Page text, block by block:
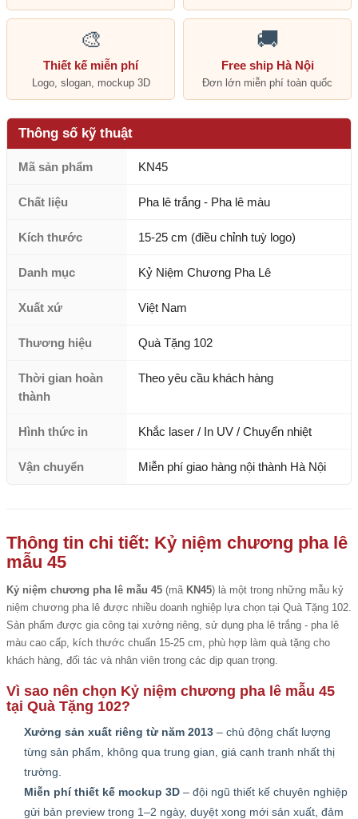
🎨
Thiết kế miễn phí
Logo, slogan, mockup 3D
🚚
Free ship Hà Nội
Đơn lớn miễn phí toàn quốc
Thông số kỹ thuật
Mã sản phẩm KN45
Chất liệu Pha lê trắng - Pha lê màu
Kích thước 15-25 cm (điều chỉnh tuỳ logo)
Danh mục Kỷ Niệm Chương Pha Lê
Xuất xứ Việt Nam
Thương hiệu Quà Tặng 102
Thời gian hoàn
thành
Theo yêu cầu khách hàng
Hình thức in Khắc laser / In UV / Chuyển nhiệt
Vận chuyển Miễn phí giao hàng nội thành Hà Nội
Thông tin chi tiết: Kỷ niệm chương pha lê
mẫu 45
Kỷ niệm chương pha lê mẫu 45 (mã KN45) là một trong những mẫu kỷ
niệm chương pha lê được nhiều doanh nghiệp lựa chọn tại Quà Tặng 102.
Sản phẩm được gia công tại xưởng riêng, sử dụng pha lê trắng - pha lê
màu cao cấp, kích thước chuẩn 15-25 cm, phù hợp làm quà tặng cho
khách hàng, đối tác và nhân viên trong các dịp quan trọng.
Vì sao nên chọn Kỷ niệm chương pha lê mẫu 45
tại Quà Tặng 102?
Xưởng sản xuất riêng từ năm 2013 – chủ động chất lượng
từng sản phẩm, không qua trung gian, giá cạnh tranh nhất thị
trường.
Miễn phí thiết kế mockup 3D – đội ngũ thiết kế chuyên nghiệp
gửi bản preview trong 1–2 ngày, duyệt xong mới sản xuất, đảm